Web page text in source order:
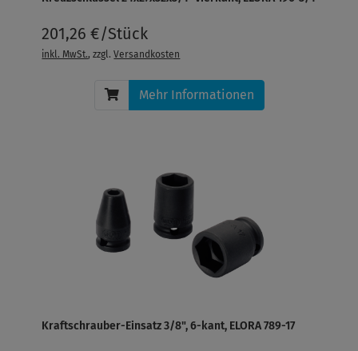
201,26 €/Stück
inkl. MwSt., zzgl.Versandkosten
Mehr Informationen
Kraftschrauber-Einsatz 3/8", 6-kant, ELORA 789-17